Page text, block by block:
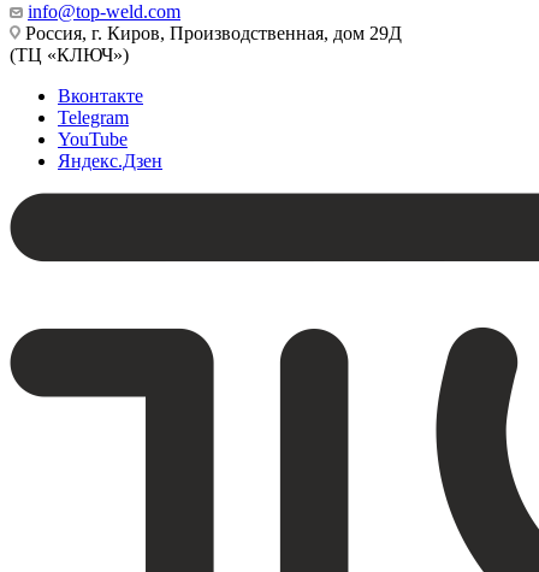
info@top-weld.com
Россия, г. Киров, Производственная, дом 29Д
(ТЦ «КЛЮЧ»)
Вконтакте
Telegram
YouTube
Яндекс.Дзен